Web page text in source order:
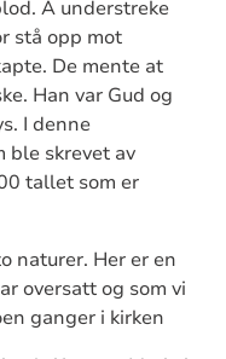
Å understreke
stå opp mot
De mente at
Han var Gud og
I denne
ble skrevet av
tallet som er
naturer. Her er en
oversatt og som vi
ganger i kirken